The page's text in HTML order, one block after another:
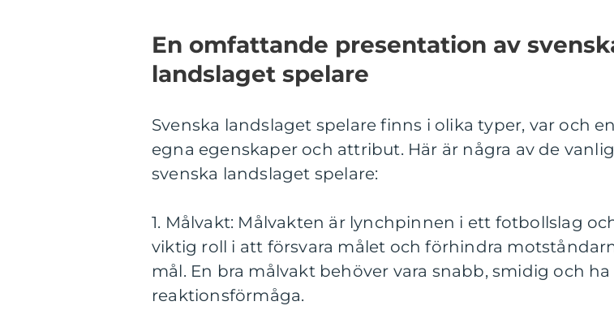
En omfattande presentation av
landslaget spelare
Svenska landslaget spelare finns i olika typer, var och
egna egenskaper och attribut. Här är några av de
svenska landslaget spelare:
1. Målvakt: Målvakten är lynchpinnen i ett fotbollslag
viktig roll i att försvara målet och förhindra
mål. En bra målvakt behöver vara snabb, smidig och ha
reaktionsförmåga.